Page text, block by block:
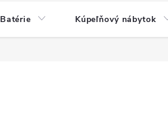
Batérie Kúpeľňový nábytok